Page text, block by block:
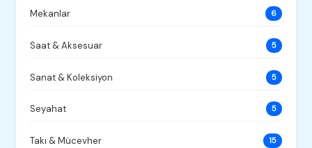
Mekanlar 6
Saat & Aksesuar 5
Sanat & Koleksiyon 5
Seyahat 5
Takı & Mücevher 15